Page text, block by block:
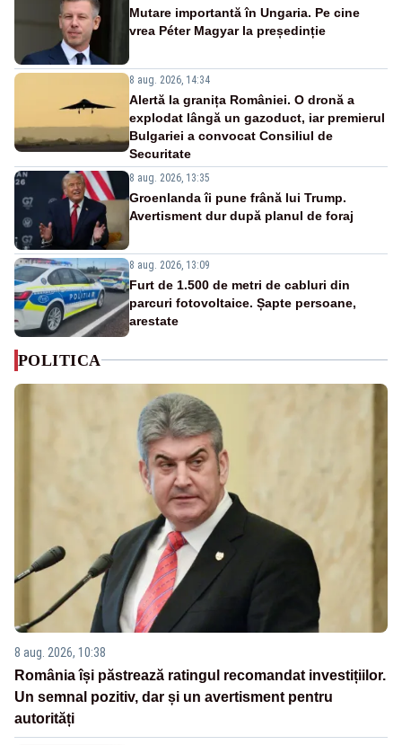
Mutare importantă în Ungaria. Pe cine
vrea Péter Magyar la președinție
8 aug. 2026, 14:34
Alertă la granița României. O dronă a
explodat lângă un gazoduct, iar premierul
Bulgariei a convocat Consiliul de
Securitate
8 aug. 2026, 13:35
Groenlanda îi pune frână lui Trump.
Avertisment dur după planul de foraj
8 aug. 2026, 13:09
Furt de 1.500 de metri de cabluri din
parcuri fotovoltaice. Șapte persoane,
arestate
POLITICA
8 aug. 2026, 10:38
România își păstrează ratingul recomandat investițiilor.
Un semnal pozitiv, dar și un avertisment pentru
autorități